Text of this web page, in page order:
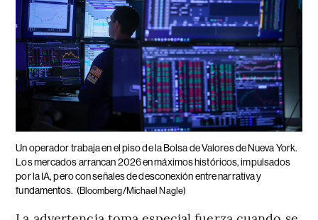
Un operador trabaja en el piso de la Bolsa de Valores de Nueva York.
Los mercados arrancan 2026 en máximos históricos, impulsados
por la IA, pero con señales de desconexión entre narrativa y
fundamentos. (Bloomberg/Michael Nagle)